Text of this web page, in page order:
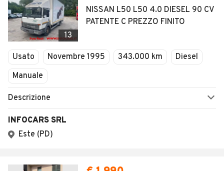
13
NISSAN L50 L50 4.0 DIESEL 90 CV
PATENTE C PREZZO FINITO
Usato Novembre 1995 343.000 km
Diesel
Manuale
Descrizione
INFOCARS SRL
Este (PD)